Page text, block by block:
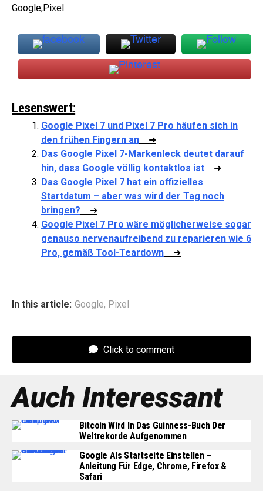
Google,Pixel
Lesenswert:
Google Pixel 7 und Pixel 7 Pro häufen sich in
den frühen Fingern an ➜
Das Google Pixel 7-Markenleck deutet darauf
hin, dass Google völlig kontaktlos ist ➜
Das Google Pixel 7 hat ein offizielles
Startdatum – aber was wird der Tag noch
bringen? ➜
Google Pixel 7 Pro wäre möglicherweise sogar
genauso nervenaufreibend zu reparieren wie 6
Pro, gemäß Tool-Teardown ➜
In this article: Google, Pixel
Click to comment
Auch Interessant
Bitcoin Wird In Das Guinness-Buch Der
Weltrekorde Aufgenommen
Google Als Startseite Einstellen –
Anleitung Für Edge, Chrome, Firefox &
Safari